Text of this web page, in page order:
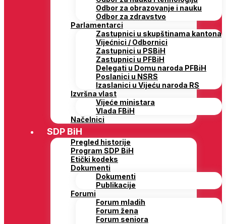
Odbor za obrazovanje i nauku
Odbor za zdravstvo
Parlamentarci
Zastupnici u skupštinama kantona
Vijećnici / Odbornici
Zastupnici u PSBiH
Zastupnici u PFBiH
Delegati u Domu naroda PFBiH
Poslanici u NSRS
Izaslanici u Vijeću naroda RS
Izvršna vlast
Vijeće ministara
Vlada FBiH
Načelnici
SDP BiH
Pregled historije
Program SDP BiH
Etički kodeks
Dokumenti
Dokumenti
Publikacije
Forumi
Forum mladih
Forum žena
Forum seniora